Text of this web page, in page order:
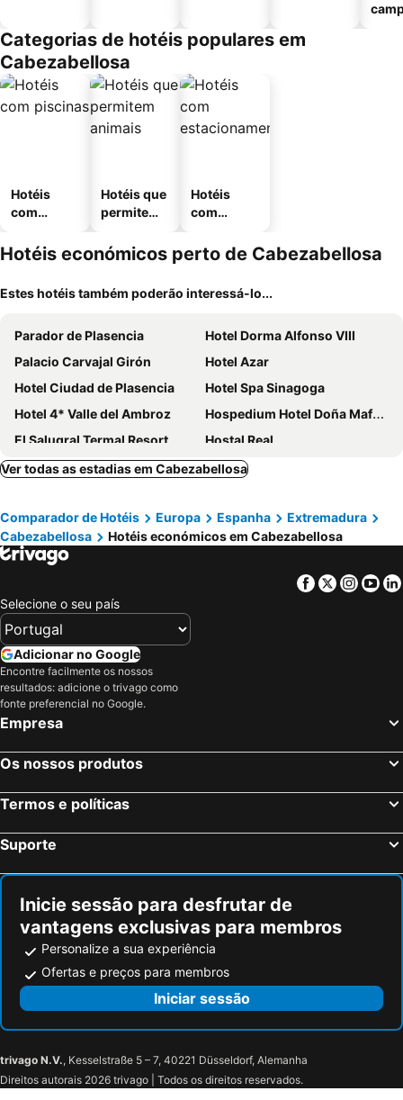
Categorias de hotéis populares em
Cabezabellosa
Hotéis
com
Hotéis que
permitem
Hotéis
com
mento
Hotéis económicos perto de Cabezabellosa
Estes hotéis também poderão interessá-lo...
Parador de Plasencia
Hotel Dorma Alfonso VIII
Palacio Carvajal Girón
Hotel Azar
Hotel Ciudad de Plasencia
Hotel Spa Sinagoga
Hotel 4* Valle del Ambroz
Hospedium Hotel Doña Mafalda de Castilla
El Salugral Termal Resort
Hostal Real
Hotel Rural Pena Del Alba
Hotel Juderia Valle del Jerte
Rincón Extremeño
Hotel Rural Hojaranzos
Casa Rural Parada Real
Prado del abuelo
Hotel Dora
Hotel Los Álamos
Ver todas as estadias em Cabezabellosa
Comparador de Hotéis Europa Espanha
Extremadura
Cabezabellosa
Hotéis económicos em Cabezabellosa
Facebook
Twitter
Selecione o seu país
Adicionar no Google
Encontre facilmente os nossos
resultados: adicione o trivago como
fonte preferencial no Google.
Empresa
Os nossos produtos
Termos e políticas
Suporte
Inicie sessão para desfrutar de
vantagens exclusivas para membros
Personalize a sua experiência
Ofertas e preços para membros
Iniciar sessão
trivago N.V., Kesselstraße 5 – 7, 40221 Düsseldorf, Alemanha
Direitos autorais 2026 trivago | Todos os direitos reservados.